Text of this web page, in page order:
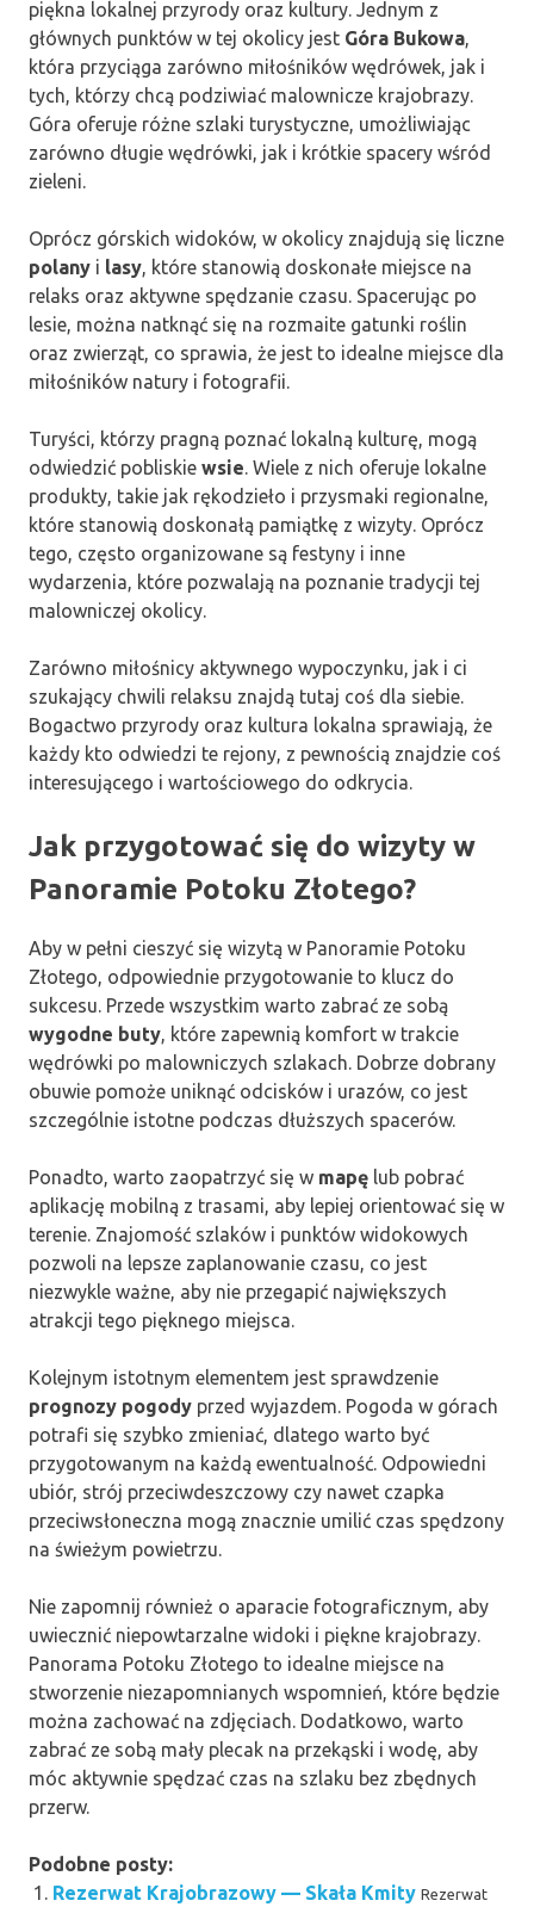
piękna lokalnej przyrody oraz kultury. Jednym z
głównych punktów w tej okolicy jest Góra Bukowa
która przyciąga zarówno miłośników wędrówek, jak i
tych, którzy chcą podziwiać malownicze krajobrazy.
Góra oferuje różne szlaki turystyczne, umożliwiając
zarówno długie wędrówki, jak i krótkie spacery wśród
zieleni.
Oprócz górskich widoków, w okolicy znajdują się liczne
polany i lasy , które stanowią doskonałe miejsce na
relaks oraz aktywne spędzanie czasu. Spacerując po
lesie, można natknąć się na rozmaite gatunki roślin
oraz zwierząt, co sprawia, że jest to idealne miejsce dla
miłośników natury i fotografii.
Turyści, którzy pragną poznać lokalną kulturę, mogą
odwiedzić pobliskie wsie . Wiele z nich oferuje lokalne
produkty, takie jak rękodzieło i przysmaki regionalne,
które stanowią doskonałą pamiątkę z wizyty. Oprócz
tego, często organizowane są festyny i inne
wydarzenia, które pozwalają na poznanie tradycji tej
malowniczej okolicy.
Zarówno miłośnicy aktywnego wypoczynku, jak i ci
szukający chwili relaksu znajdą tutaj coś dla siebie.
Bogactwo przyrody oraz kultura lokalna sprawiają, że
każdy kto odwiedzi te rejony, z pewnością znajdzie coś
interesującego i wartościowego do odkrycia.
Jak przygotować się do wizyty w
Panoramie Potoku Złotego?
Aby w pełni cieszyć się wizytą w Panoramie Potoku
Złotego, odpowiednie przygotowanie to klucz do
sukcesu. Przede wszystkim warto zabrać ze sobą
wygodne buty, które zapewnią komfort w trakcie
wędrówki po malowniczych szlakach. Dobrze dobrany
obuwie pomoże uniknąć odcisków i urazów, co jest
szczególnie istotne podczas dłuższych spacerów.
Ponadto, warto zaopatrzyć się w mapę lub pobrać
aplikację mobilną z trasami, aby lepiej orientować się w
terenie. Znajomość szlaków i punktów widokowych
pozwoli na lepsze zaplanowanie czasu, co jest
niezwykle ważne, aby nie przegapić największych
atrakcji tego pięknego miejsca.
Kolejnym istotnym elementem jest sprawdzenie
prognozy pogody przed wyjazdem. Pogoda w górach
potrafi się szybko zmieniać, dlatego warto być
przygotowanym na każdą ewentualność. Odpowiedni
ubiór, strój przeciwdeszczowy czy nawet czapka
przeciwsłoneczna mogą znacznie umilić czas spędzony
na świeżym powietrzu.
Nie zapomnij również o aparacie fotograficznym, aby
uwiecznić niepowtarzalne widoki i piękne krajobrazy.
Panorama Potoku Złotego to idealne miejsce na
stworzenie niezapomnianych wspomnień, które będzie
można zachować na zdjęciach. Dodatkowo, warto
zabrać ze sobą mały plecak na przekąski i wodę, aby
móc aktywnie spędzać czas na szlaku bez zbędnych
przerw.
Podobne posty:
Rezerwat Krajobrazowy — Skała Kmity Rezerwat